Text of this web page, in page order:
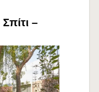
–